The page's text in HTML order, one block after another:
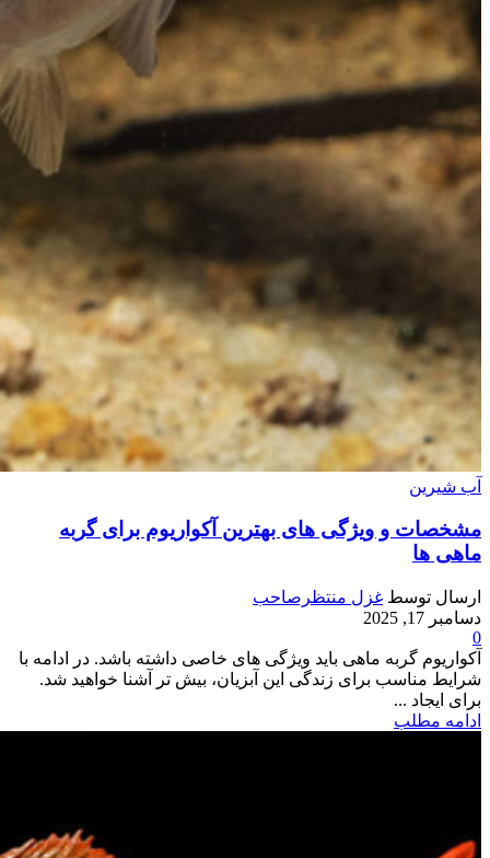
آب شیرین
مشخصات و ویژگی های بهترین آکواریوم برای گربه
ماهی ها
ارسال توسط غزل منتظرصاحب
دسامبر 17, 2025
0
آکواریوم گربه ماهی باید ویژگی های خاصی داشته باشد. در ادامه با
شرایط مناسب برای زندگی این آبزیان، بیش تر آشنا خواهید شد.
برای ایجاد ...
ادامه مطلب